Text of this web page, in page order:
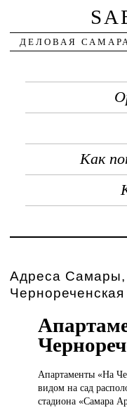
ДЕЛОВАЯ
Как
Адреса Самары,
Чернореченская
Апартаменты «На
видом на сад
стадиона «Самара